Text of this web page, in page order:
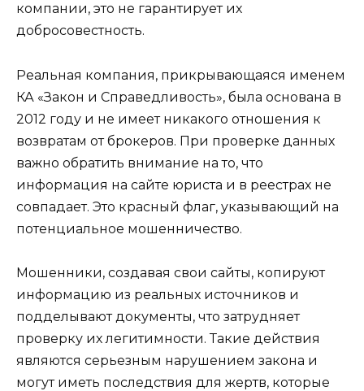
компании, это не гарантирует их
добросовестность.
Реальная компания, прикрывающаяся именем
КА «Закон и Справедливость», была основана в
2012 году и не имеет никакого отношения к
возвратам от брокеров. При проверке данных
важно обратить внимание на то, что
информация на сайте юриста и в реестрах не
совпадает. Это красный флаг, указывающий на
потенциальное мошенничество.
Мошенники, создавая свои сайты, копируют
информацию из реальных источников и
подделывают документы, что затрудняет
проверку их легитимности. Такие действия
являются серьезным нарушением закона и
могут иметь последствия для жертв, которые